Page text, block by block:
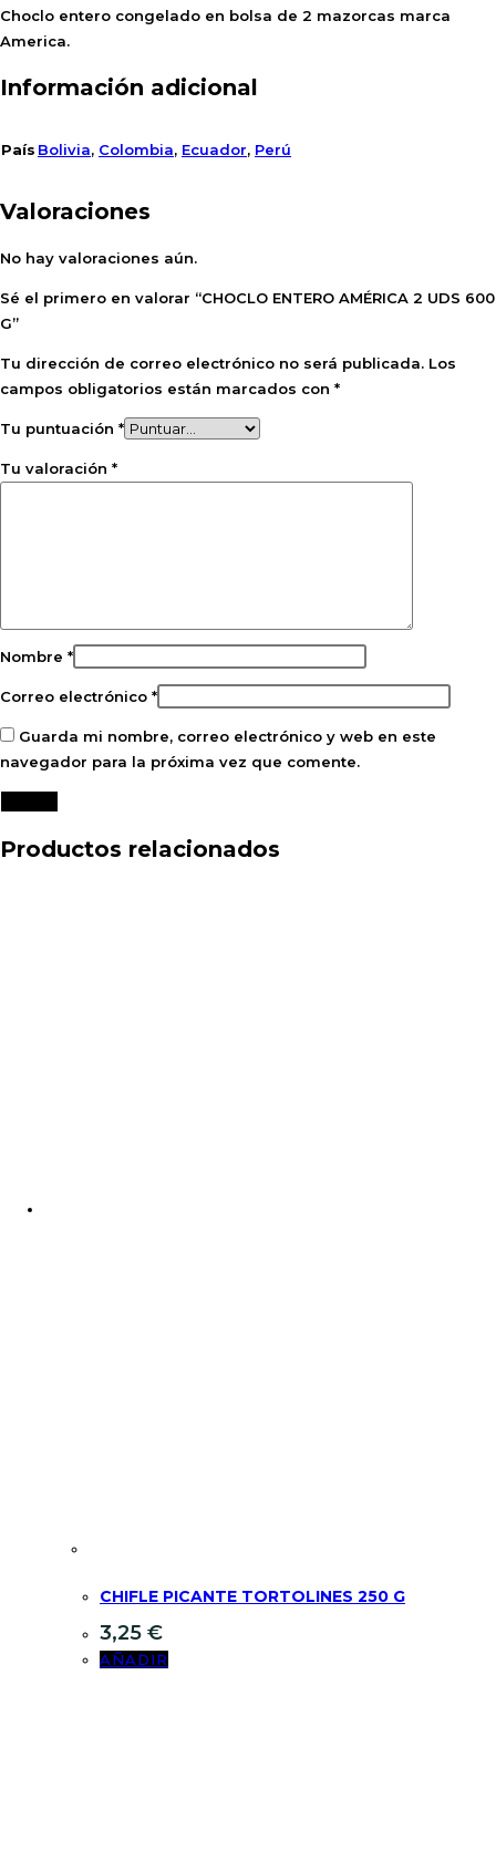
Choclo entero congelado en bolsa de 2 mazorcas marca
America.
Información adicional
País Bolivia, Colombia, Ecuador, Perú
Valoraciones
No hay valoraciones aún.
Sé el primero en valorar “CHOCLO ENTERO AMÉRICA 2 UDS 600
G”
Tu dirección de correo electrónico no será publicada. Los
campos obligatorios están marcados con *
Tu puntuación *
Tu valoración *
Nombre *
Correo electrónico *
Guarda mi nombre, correo electrónico y web en este
navegador para la próxima vez que comente.
Productos relacionados
CHIFLE PICANTE TORTOLINES 250 G
3,25 €
AÑADIR